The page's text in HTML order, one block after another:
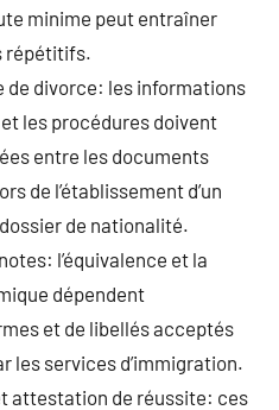
minime peut entraîner
répétitifs.
de divorce: les informations
les procédures doivent
entre les documents
de l’établissement d’un
de nationalité.
l’équivalence et la
dépendent
et de libellés acceptés
les services d’immigration.
attestation de réussite: ces